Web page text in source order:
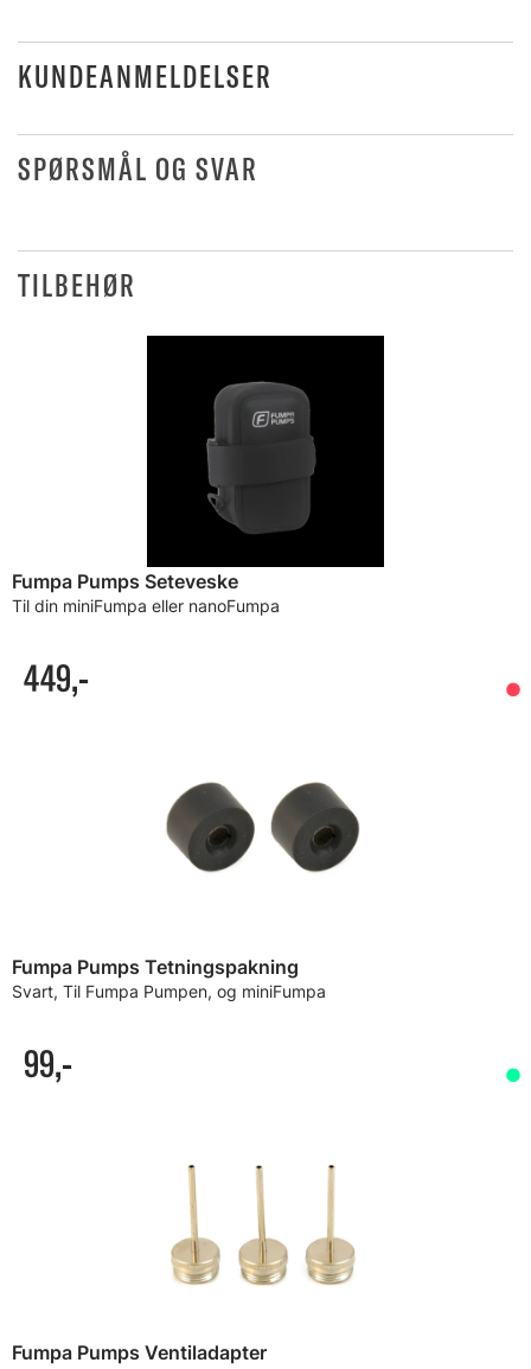
KUNDEANMELDELSER
SPØRSMÅL OG SVAR
TILBEHØR
Fumpa Pumps Seteveske
Til din miniFumpa eller nanoFumpa
449,-
Fumpa Pumps Tetningspakning
Svart, Til Fumpa Pumpen, og miniFumpa
99,-
Fumpa Pumps Ventiladapter